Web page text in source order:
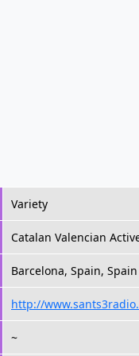
Variety
Catalan Valencian
Barcelona, Spain, Spain
http://
~